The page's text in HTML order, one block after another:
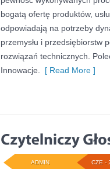
bogatą ofertę produktów,
odpowiadają na potrzeby
przemysłu i przedsiębiorstw
rozwiązań technicznych.
Innowacje.
[ Read More ]
CZE -
ADMIN